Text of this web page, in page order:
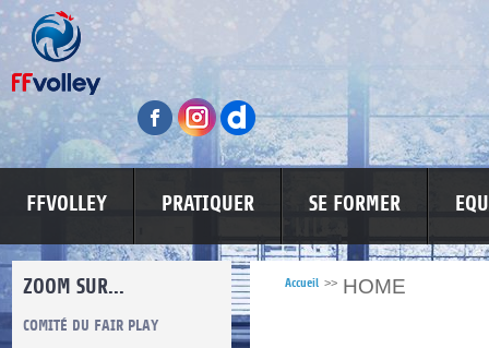
FFVOLLEY PRATIQUER SE FORMER
ZOOM SUR...
COMITÉ DU FAIR PLAY LUTTE CONTRE LES VIOLENCES
Accueil >> HOME